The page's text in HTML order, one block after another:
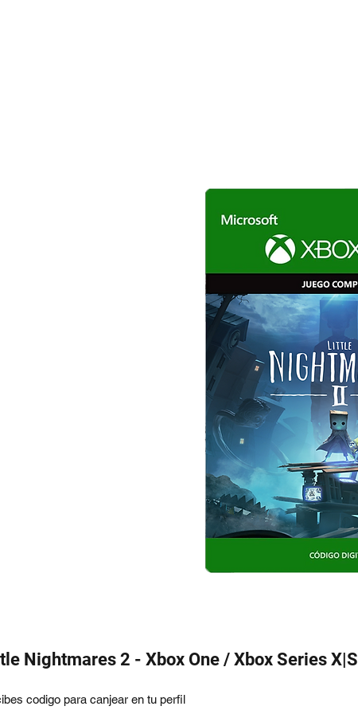
Nightmares 2 - Xbox One / Xbox Series X|S
codigo para canjear en tu perfil